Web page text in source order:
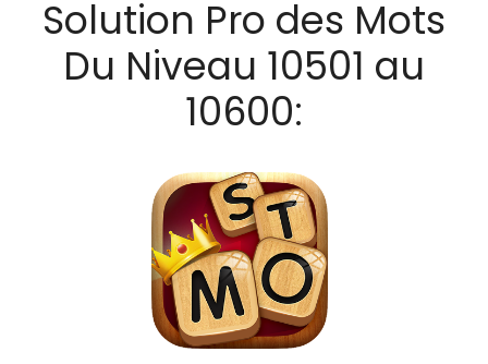
Solution Pro des Mots
Du Niveau 10501 au
10600: